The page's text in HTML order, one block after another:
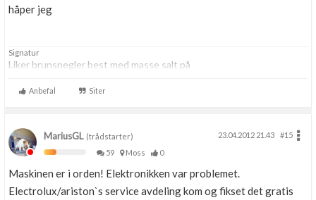
håper jeg
Signatur
Liker brunsnegler best med masse salt på
Anbefal Siter
MariusGL(trådstarter) 23.04.2012 21.43
#15
59
Moss 0
Maskinen er i orden! Elektronikken var problemet.
Electrolux/ariston`s service avdeling kom og fikset det gratis